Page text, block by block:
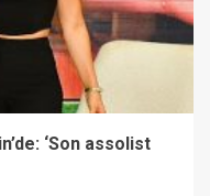
‘Son assolist